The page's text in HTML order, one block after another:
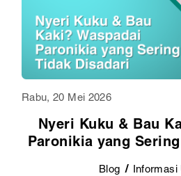
Rabu, 20 Mei 2026
Nyeri Kuku & Bau
Paronikia yang
Blog
Informasi